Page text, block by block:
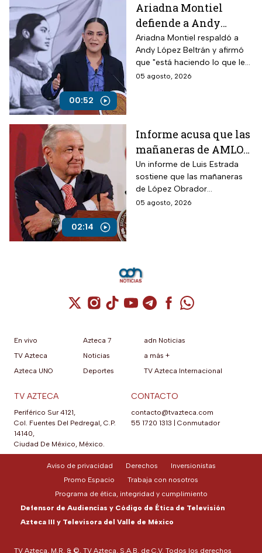
00:52
Ariadna Montiel
defiende a Andy
López Beltrán por
actos anticipados de
campaña
Ariadna Montiel respaldó a
Andy López Beltrán y afirmó
que "está haciendo lo que le
toca", pese a las críticas por
05 agosto, 2026
02:14
Informe acusa que las
mañaneras de AMLO
acumularon más de
100 mil afirmaciones
falsas
Un informe de Luis Estrada
sostiene que las mañaneras
de López Obrador
acumularon más de 100 mil
05 agosto, 2026
Cuenta de X / Twitter (se abre en una
Cuenta de Instagram (se abre en una
Cuenta de TikTok (se abre en
Cuenta de YouTube (se abre
Cuenta de Telegram (se
Cuenta de
Cuenta de
En vivo
TV Azteca
Azteca UNO
Azteca 7
Noticias
Deportes
adn Noticias
a más +
TV Azteca Internacional
TV AZTECA
Periférico Sur 4121,
Col. Fuentes Del Pedregal, C.P.
14140,
Ciudad De México, México.
CONTACTO
contacto@tvazteca.com
55 1720 1313
Conmutador
TV Azteca, M.R. & ©, TV Azteca, S.A.B. de C.V. Todos los derechos
Aviso de privacidad Derechos
Inversionistas
Promo Espacio
Trabaja con nosotros
Programa de ética, integridad y cumplimiento
Defensor de Audiencias y Código de Ética de Televisión
Azteca III y Televisora del Valle de México